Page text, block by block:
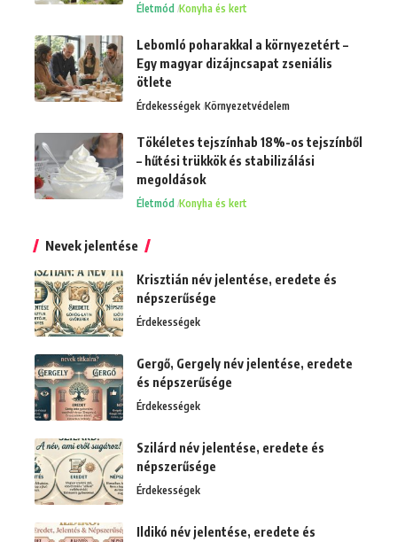
Életmód Konyha és kert
Lebomló poharakkal a környezetért –
Egy magyar dizájncsapat zseniális
ötlete
Érdekességek Környezetvédelem
Tökéletes tejszínhab 18%-os tejszínből
– hűtési trükkök és stabilizálási
megoldások
Életmód Konyha és kert
Nevek jelentése
Krisztián név jelentése, eredete és
népszerűsége
Érdekességek
Gergő, Gergely név jelentése, eredete
és népszerűsége
Érdekességek
Szilárd név jelentése, eredete és
népszerűsége
Érdekességek
Ildikó név jelentése, eredete és